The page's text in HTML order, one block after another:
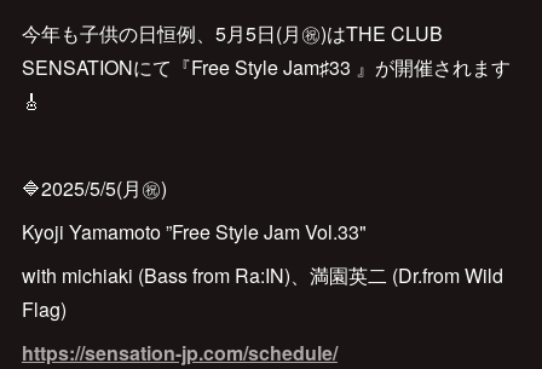
今年も子供の日恒例、5月5日(月㊗️)はTHE CLUB
SENSATIONにて『Free Style Jam♯33 』が開催されます
🎸
🔷2025/5/5(月㊗️)
Kyoji Yamamoto ”Free Style Jam Vol.33"
with michiaki (Bass from Ra:IN)、満園英二 (Dr.from Wild
Flag)
https://sensation-jp.com/schedule/